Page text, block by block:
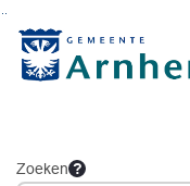
Zoeken